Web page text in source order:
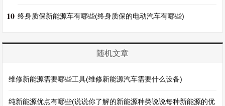
10 终身质保新能源车有哪些(终身质保的电动汽车有哪些)
随机文章
维修新能源需要哪些工具(维修新能源汽车需要什么设备)
纯新能源优点有哪些(说说你了解的新能源种类说说每种新能源的优